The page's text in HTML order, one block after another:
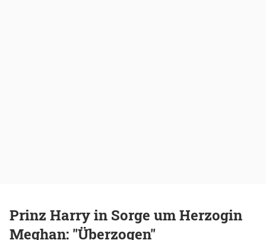
Prinz Harry in Sorge um Herzogin
Meghan: "Überzogen"